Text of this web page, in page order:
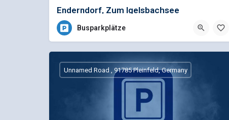
Enderndorf, Zum Igelsbachsee
Busparkplätze
Unnamed Road , 91785 Pleinfeld, Germany